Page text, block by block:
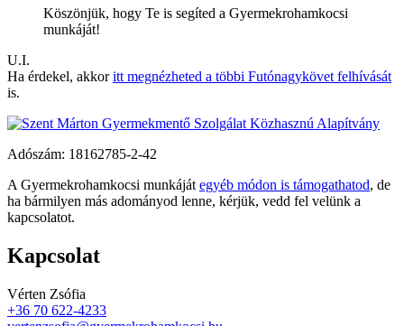
Köszönjük, hogy Te is segíted a Gyermek­roham­kocsi
munkáját!
U.I.
Ha érdekel, akkoritt megnézheted a többi Futónagykövet felhívását
is.
Adószám: 18162785-2-42
A Gyermekrohamkocsi munkáját egyéb módon is támogathatod, de
ha bármilyen más adományod lenne, kérjük, vedd fel velünk a
kapcsolatot.
Kapcsolat
Vérten Zsófia
+36 70 622-4233